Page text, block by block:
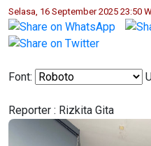
Selasa, 16 September 2025 23:50
Font:
Reporter : Rizkita Gita